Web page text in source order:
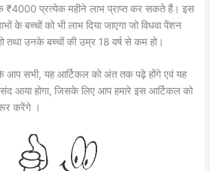
प्रत्येक महीने लाभ प्राप्त कर सकते हैं। इस
के बच्चों को भी लाभ दिया जाएगा जो विधवा पेंशन
तथा उनके बच्चों की उम्र 18 वर्ष से कम हो।
आप सभी, यह आर्टिकल को अंत तक पढ़े होंगे एवं यह
आया होगा, जिसके लिए आप हमारे इस आर्टिकल को
करेंगे ।